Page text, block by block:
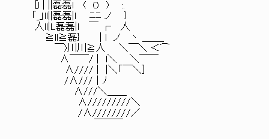
[l | ||磊磊l ( ０ ) :.
「_」ll||磊磊|l ﾆﾆ ノ }
人ll|L磊磊|l ￣ ┌ 人
≧ll≧磊} | l ノ 丶 ＿＿_
￣)川川≧人 ＼￣＼ ＜⌒
∧￣￣/ | l＼ ＼￣￣
∧//// | |＼「￣＼]
/∧///｜ﾉ
∧///＼＿＿
∧/////////＼
/∧////////／